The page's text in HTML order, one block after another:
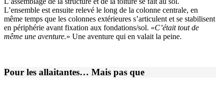
L’ensemble est ensuite relevé le long de la colonne centrale, en
même temps que les colonnes extérieures s’articulent et se stabilisent
en périphérie avant fixation aux fondations/sol. «C’était tout de
même une aventure.» Une aventure qui en valait la peine.
Pour les allaitantes… Mais pas que